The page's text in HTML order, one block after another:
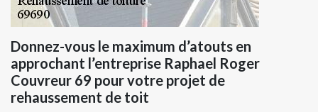
Donnez-vous le maximum d’atouts en
approchant l’entreprise Raphael Roger
Couvreur 69 pour votre projet de
rehaussement de toit